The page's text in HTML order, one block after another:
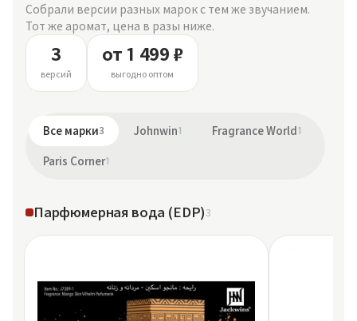
Собрали версии разных марок с тем же звучанием.
Тот же аромат, цена в разы ниже.
3
версий
от 1 499 ₽
выгодно оптом
Все марки3 Johnwin1 Fragrance World 1
Paris Corner1
Парфюмерная вода (EDP)3